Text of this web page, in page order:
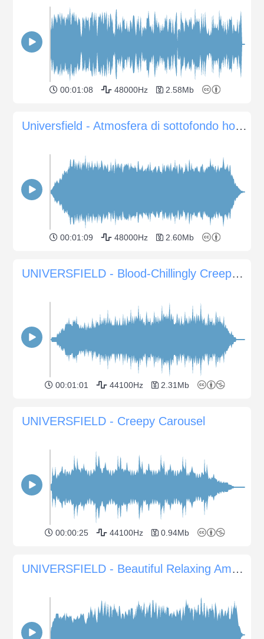
00:01:08 48000Hz 2.58Mb
Universfield - Atmosfera di sottofondo horror #18
00:01:09 48000Hz 2.60Mb
UNIVERSFIELD - Blood-Chillingly Creepy Atmospheres
00:01:01 44100Hz 2.31Mb
UNIVERSFIELD - Creepy Carousel
00:00:25 44100Hz 0.94Mb
UNIVERSFIELD - Beautiful Relaxing Ambient